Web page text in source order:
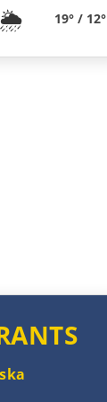
🌦️ 19° / 12°